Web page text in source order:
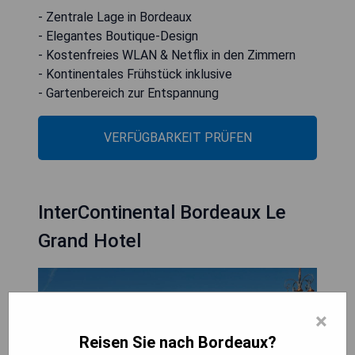
- Zentrale Lage in Bordeaux
- Elegantes Boutique-Design
- Kostenfreies WLAN & Netflix in den Zimmern
- Kontinentales Frühstück inklusive
- Gartenbereich zur Entspannung
VERFÜGBARKEIT PRÜFEN
InterContinental Bordeaux Le
Grand Hotel
×
Reisen Sie nach Bordeaux?